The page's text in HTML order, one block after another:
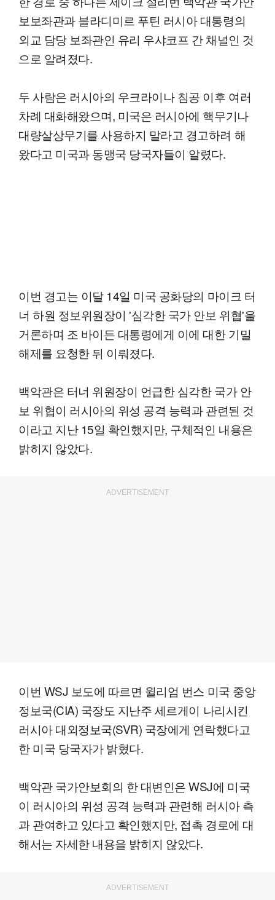
보보좌관과 블라디미르 푸틴 러시아 대통령의
외교 담당 보좌관인 유리 우샤코프 간 채널인 것
으로 알려졌다.
두 사람은 러시아의 우크라이나 침공 이후 여러
차례 대화해왔으며, 미국은 러시아에 핵무기나
대량살상무기를 사용하지 말라고 경고하려 해
왔다고 미국과 동맹국 당국자들이 알렸다.
이번 경고는 이달 14일 미국 공화당의 마이크 터
너 하원 정보위원장이 '심각한 국가 안보 위협'을
거론하며 조 바이든 대통령에게 이에 대한 기밀
해제를 요청한 뒤 이뤄졌다.
백악관은 터너 위원장이 언급한 심각한 국가 안
보 위협이 러시아의 위성 공격 능력과 관련된 것
이라고 지난 15일 확인했지만, 구체적인 내용은
밝히지 않았다.
ADVERTISEMENT
이번 WSJ 보도에 따르면 윌리엄 번스 미국 중앙
정보국(CIA) 국장도 지난주 세르게이 나리시킨
러시아 대외정보국(SVR) 국장에게 연락했다고
한 미국 당국자가 밝혔다.
백악관 국가안보회의 한 대변인은 WSJ에 미국
이 러시아의 위성 공격 능력과 관련해 러시아 측
과 관여하고 있다고 확인했지만, 접촉 경로에 대
해서는 자세한 내용을 밝히지 않았다.
ADVERTISEMENT